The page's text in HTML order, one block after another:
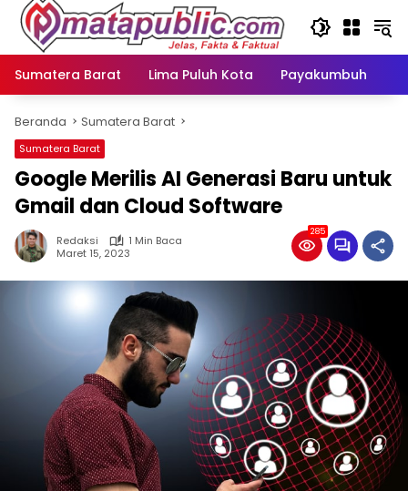
Langsung
konten
Sumatera Barat
Lima Puluh Kota Payakumbuh
Beranda Sumatera Barat
Sumatera Barat
Google Merilis AI Generasi Baru untuk
Gmail dan Cloud Software
Redaksi
1 Min Baca
Maret 15, 2023
285